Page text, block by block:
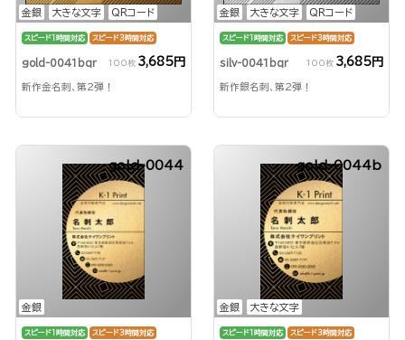
金銀 大きな文字 QRコード
スピード1時間対応 スピード3時間対応
gold-0041bqr 100枚 3,685円
新作金名刺、第2弾！
金銀 大きな文字 QRコード
スピード1時間対応 スピード3時間対応
silv-0041bqr 100枚 3,685円
新作銀名刺、第2弾！
金銀
gold-0044
スピード1時間対応 スピード3時間対応
金銀 大きな文字
gold-0044b
スピード1時間対応 スピード3時間対応